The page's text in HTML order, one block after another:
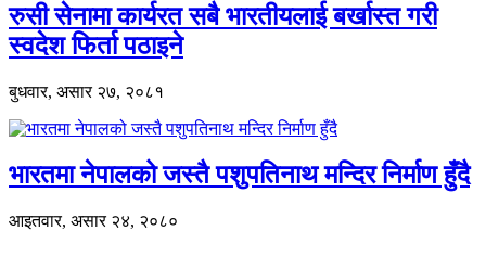
रुसी सेनामा कार्यरत सबै भारतीयलाई बर्खास्त गरी
स्वदेश फिर्ता पठाइने
बुधवार, असार २७, २०८१
भारतमा नेपालको जस्तै पशुपतिनाथ मन्दिर निर्माण हुँदै
आइतवार, असार २४, २०८०